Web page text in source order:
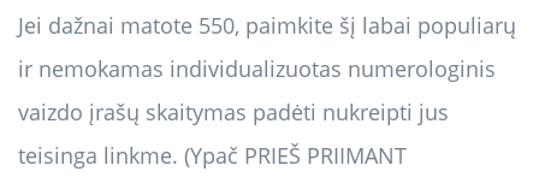
Jei dažnai matote 550, paimkite šį labai populiarų
ir nemokamas individualizuotas numerologinis
vaizdo įrašų skaitymas padėti nukreipti jus
teisinga linkme. (Ypač PRIEŠ PRIIMANT